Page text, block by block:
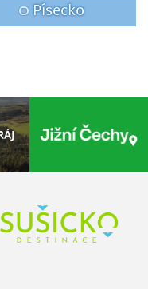
Písecko